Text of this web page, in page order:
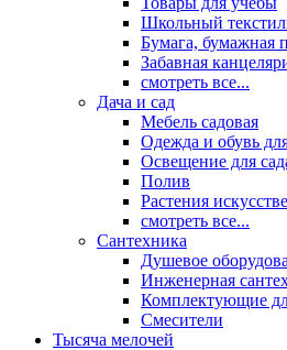
Школьный
Бумага, бумажная
Забавная
смотреть все...
Дача и сад
Мебель садовая
Одежда и обувь
Освещение для
Полив
Растения
смотреть все...
Сантехника
Душевое
Инженерная
Комплектующие
Смесители
Тысяча мелочей